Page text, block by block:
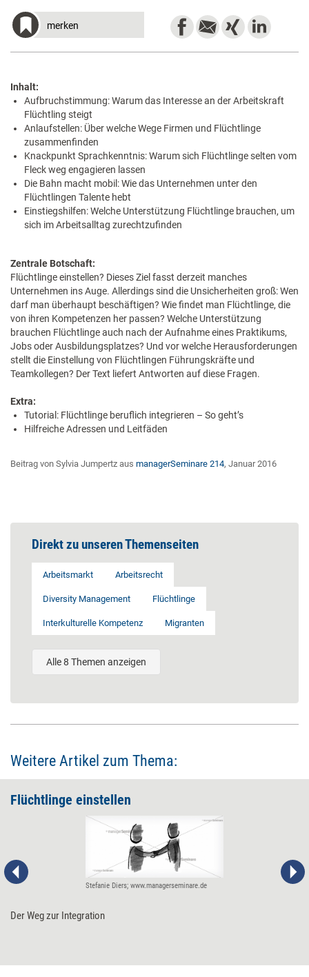
merken
Inhalt:
Aufbruchstimmung: Warum das Interesse an der Arbeitskraft
Flüchtling steigt
Anlaufstellen: Über welche Wege Firmen und Flüchtlinge
zusammenfinden
Knackpunkt Sprachkenntnis: Warum sich Flüchtlinge selten vom
Fleck weg engagieren lassen
Die Bahn macht mobil: Wie das Unternehmen unter den
Flüchtlingen Talente hebt
Einstiegshilfen: Welche Unterstützung Flüchtlinge brauchen, um
sich im Arbeitsalltag zurechtzufinden
Zentrale Botschaft:
Flüchtlinge einstellen? Dieses Ziel fasst derzeit manches
Unternehmen ins Auge. Allerdings sind die Unsicherheiten groß: Wen
darf man überhaupt beschäftigen? Wie findet man Flüchtlinge, die
von ihren Kompetenzen her passen? Welche Unterstützung
brauchen Flüchtlinge auch nach der Aufnahme eines Praktikums,
Jobs oder Ausbildungsplatzes? Und vor welche Herausforderungen
stellt die Einstellung von Flüchtlingen Führungskräfte und
Teamkollegen? Der Text liefert Antworten auf diese Fragen.
Extra:
Tutorial: Flüchtlinge beruflich integrieren – So geht’s
Hilfreiche Adressen und Leitfäden
Beitrag von Sylvia Jumpertz aus managerSeminare 214, Januar 2016
Direkt zu unseren Themenseiten
Arbeitsmarkt Arbeitsrecht
Diversity Management Flüchtlinge
Interkulturelle Kompetenz Migranten
Alle 8 Themen anzeigen
Weitere Artikel zum Thema:
Flüchtlinge einstellen
Stefanie Diers; www.managerseminare.de
Der Weg zur Integration